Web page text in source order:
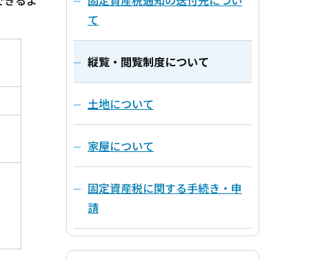
て
縦覧・閲覧制度について
土地について
家屋について
固定資産税に関する手続き・申
請